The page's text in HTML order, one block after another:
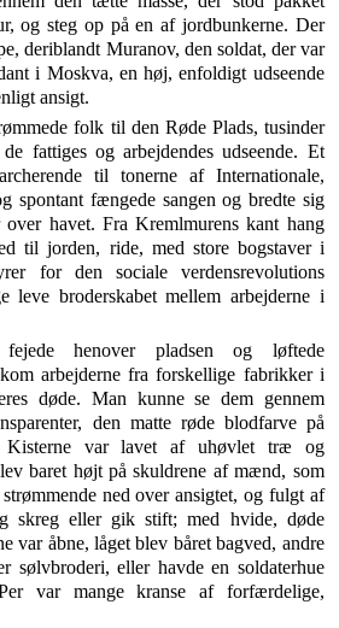
og steg op på en af jordbunkerne. Der
der­iblandt Muranov, den soldat, der var
i Moskva, en høj, enfoldigt udseende
ansigt.
folk til den Røde Plads, tusinder
fattiges og arbej­dendes udseende. Et
til tonerne af Internationale,
spontant fængede sangen og bredte sig
over havet. Fra Kremlmurens kant hang
til jorden, ride, med store bogstaver i
for den sociale verdensrevolutions
leve broder­skabet mellem arbejderne i
henover pladsen og løftede
arbejderne fra forskellige fabrikker i
døde. Man kunne se dem gennem
den matte røde blodfarve på
Kisterne var lavet af uhøvlet træ og
baret højt på skuldrene af mænd, som
ned over ansigtet, og fulgt af
skreg eller gik stift; med hvide, døde
var åbne, låget blev båret bagved, andre
sølvbroderi, el­ler havde en soldaterhue
var mange kranse af forfærdelige,